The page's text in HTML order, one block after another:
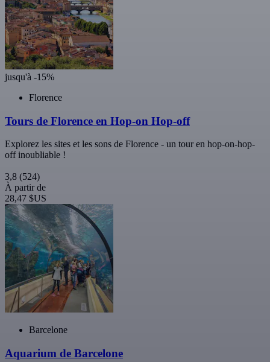
jusqu'à -15%
Florence
Tours de Florence en Hop-on Hop-off
Explorez les sites et les sons de Florence - un tour en hop-on-hop-
off inoubliable !
3,8 (524)
À partir de
28,47 $US
Barcelone
Aquarium de Barcelone